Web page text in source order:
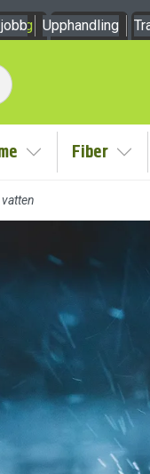
Om oss
Visa/Göm
Fiber
Upphandling